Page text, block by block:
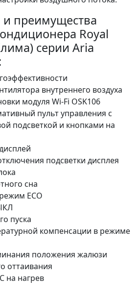
и преимущества
Royal
серии Aria
внутреннего воздуха
модуля Wi-Fi OSK106
пульт управления с
подсветкой и кнопками на
подсветки дисплея
сна
ECO
пуска
компенсации в режиме
положения жалюзи
оттаивания
на нагрев